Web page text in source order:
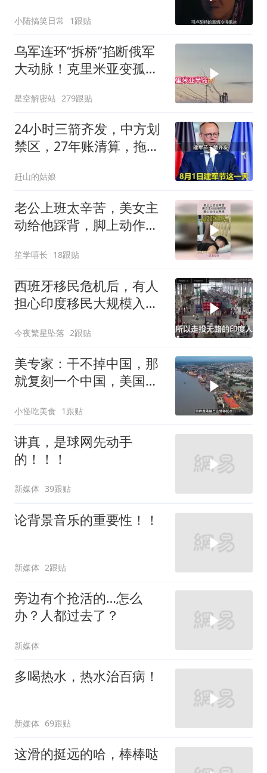
小陆搞笑日常 1跟贴
乌军连环“拆桥”掐断俄军
大动脉！克里米亚变孤
家”？
星空解密站 279跟贴
24小时三箭齐发，中方划
禁区，27年账清算，拖船
赶山的姑娘
老公上班太辛苦，美女主
动给他踩背，脚上动作太
笙学嘻长 18跟贴
西班牙移民危机后，有人
担心印度移民大规模入侵
今夜繁星坠落 2跟贴
美专家：干不掉中国，那
就复刻一个中国，美国看
小怪吃美食 1跟贴
讲真，是球网先动手
的！！！
新媒体 39跟贴
论背景音乐的重要性！！
新媒体 2跟贴
旁边有个抢活的…怎么
办？人都过去了？
新媒体
多喝热水，热水治百病！
新媒体 69跟贴
这滑的挺远的哈，棒棒哒